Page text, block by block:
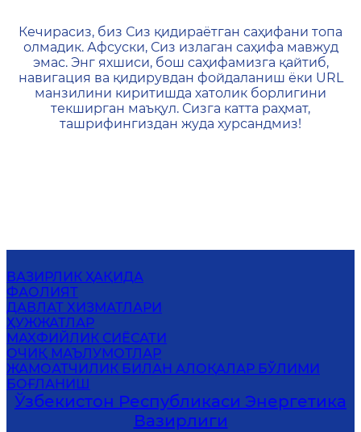
404 — Страница не
Кечирасиз, биз Сиз қидираётган саҳифани топа
олмадик. Афсуски, Сиз излаган саҳифа мавжуд
эмас. Энг яхшиси, бош саҳифамизга қайтиб,
навигация ва қидирувдан фойдаланиш ёки URL
манзилини киритишда хатолик борлигини
текширган маъқул. Сизга катта раҳмат,
ташрифингиздан жуда хурсандмиз!
ВАЗИРЛИК ҲАҚИДА
ФАОЛИЯТ
ДАВЛАТ ХИЗМАТЛАРИ
ҲУЖЖАТЛАР
МАХФИЙЛИК СИЁСАТИ
ОЧИҚ МАЪЛУМОТЛАР
ЖАМОАТЧИЛИК БИЛАН АЛОҚАЛАР БЎЛИМИ
БОҒЛАНИШ
Ўзбекистон Республикаси Энергетика
Вазирлиги